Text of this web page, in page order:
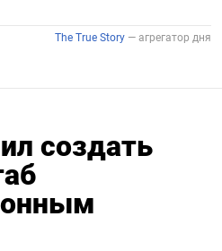
создать